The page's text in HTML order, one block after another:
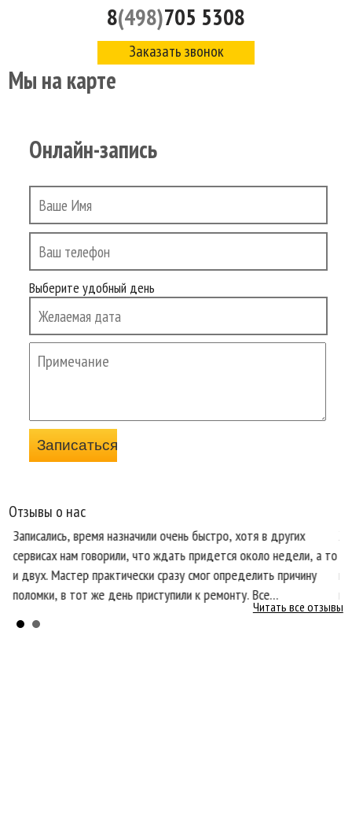
8(498)705 5308
Заказать звонок
Мы на карте
Онлайн-запись
Выберите удобный день
Отзывы о нас
Записались, время назначили очень быстро, хотя в других
сервисах нам говорили, что ждать придется около недели, а то
и двух. Мастер практически сразу смог определить причину
поломки, в тот же день приступили к ремонту. Все
необходимые запчасти оказались в наличии, что очень
порадовало.
Читать все отзывы